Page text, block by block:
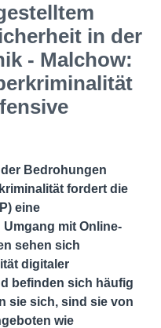
in der
- Malchow:
Bedrohungen
fordert die
eine
mit Online-
sehen sich
digitaler
befinden sich häufig
sie sich, sind sie von
wie